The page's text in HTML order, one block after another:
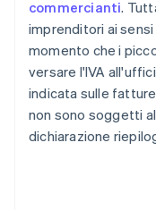
commercianti.
imprenditori ai sensi
momento che i
versare l'IVA
indicata sulle
non sono soggetti
dichiarazione